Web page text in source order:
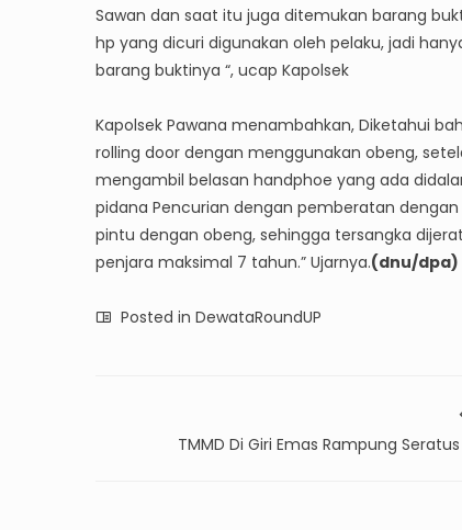
Sawan dan saat itu juga ditemukan barang
hp yang dicuri digunakan oleh pelaku, jadi
barang buktinya “, ucap Kapolsek
Kapolsek Pawana menambahkan, Diketahui
rolling door dengan menggunakan obeng,
mengambil belasan handphoe yang ada
pidana Pencurian dengan pemberatan
pintu dengan obeng, sehingga tersangka
penjara maksimal 7 tahun.” Ujarnya.(dnu/dpa)
Posted in DewataRoundUP
TMMD Di Giri Emas Rampung